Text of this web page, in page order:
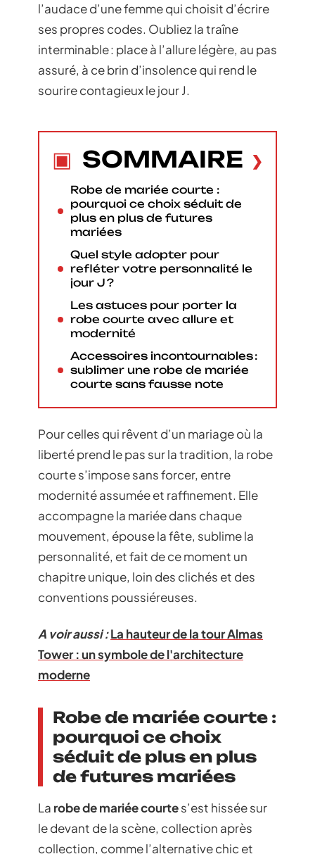
l’audace d’une femme qui choisit d’écrire
ses propres codes. Oubliez la traîne
interminable : place à l’allure légère, au pas
assuré, à ce brin d’insolence qui rend le
sourire contagieux le jour J.
SOMMAIRE
Robe de mariée courte :
pourquoi ce choix séduit de
plus en plus de futures
mariées
Quel style adopter pour
refléter votre personnalité le
jour J ?
Les astuces pour porter la
robe courte avec allure et
modernité
Accessoires incontournables :
sublimer une robe de mariée
courte sans fausse note
Pour celles qui rêvent d’un mariage où la
liberté prend le pas sur la tradition, la robe
courte s’impose sans forcer, entre
modernité assumée et raffinement. Elle
accompagne la mariée dans chaque
mouvement, épouse la fête, sublime la
personnalité, et fait de ce moment un
chapitre unique, loin des clichés et des
conventions poussiéreuses.
A voir aussi :La hauteur de la tour Almas
Tower : un symbole de l'architecture
moderne
Robe de mariée courte :
pourquoi ce choix
séduit de plus en plus
de futures mariées
La robe de mariée courtes’est hissée sur
le devant de la scène, collection après
collection, comme l’alternative chic et